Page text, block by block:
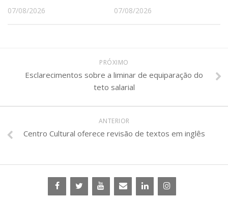
07/08/2026 07/08/2026
PRÓXIMO
Esclarecimentos sobre a liminar de equiparação do
teto salarial
ANTERIOR
Centro Cultural oferece revisão de textos em inglês